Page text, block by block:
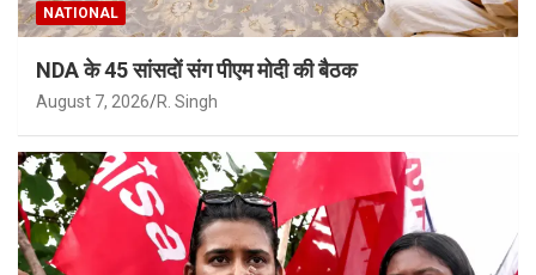
NATIONAL
NDA के 45 सांसदों संग पीएम मोदी की बैठक
August 7, 2026 R. Singh